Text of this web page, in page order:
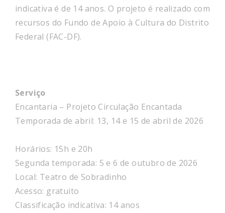
indicativa é de 14 anos. O projeto é realizado com
recursos do Fundo de Apoio à Cultura do Distrito
Federal (FAC-DF).
Serviço
Encantaria – Projeto Circulação Encantada
Temporada de abril: 13, 14 e 15 de abril de 2026
Horários: 15h e 20h
Segunda temporada: 5 e 6 de outubro de 2026
Local: Teatro de Sobradinho
Acesso: gratuito
Classificação indicativa: 14 anos